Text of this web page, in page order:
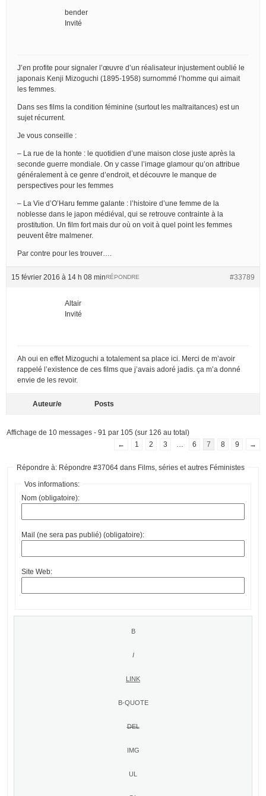
bender
Invité
J’en profite pour signaler l’œuvre d’un réalisateur injustement oublié le
japonais Kenji Mizoguchi (1895-1958) surnommé l’homme qui aimait
les femmes.
Dans ses films la condition féminine (surtout les maltraitances) est un
sujet récurrent.
Je vous conseille :
– La rue de la honte : le quotidien d’une maison close juste après la
seconde guerre mondiale. On y casse l’image glamour qu’on attribue
généralement à ce genre d’endroit, et découvre le manque de
perspectives pour les femmes
– La Vie d’O’Haru femme galante : l’histoire d’une femme de la
noblesse dans le japon médiéval, qui se retrouve contrainte à la
prostitution. Un film fort mais dur où on voit à quel point les femmes
peuvent être malmener.
Par contre pour les trouver….
15 février 2016 à 14 h 08 min #33789
RÉPONDRE
Altair
Invité
Ah oui en effet Mizoguchi a totalement sa place ici. Merci de m’avoir
rappelé l’existence de ces films que j’avais adoré jadis. ça m’a donné
envie de les revoir.
Auteur/e Posts
Affichage de 10 messages - 91 par 105 (sur 126 au total)
←
1 2 3 6 7 8 9 →
Répondre à: Répondre #37064 dans Films, séries et autres Féministes
Vos informations:
Nom (obligatoire):
Mail (ne sera pas publié) (obligatoire):
Site Web: